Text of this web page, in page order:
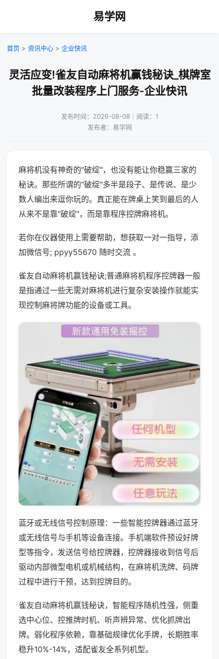
易学网
首页 > 资讯中心 > 企业快讯
灵活应变!雀友自动麻将机赢钱秘诀_棋牌室
批量改装程序上门服务-企业快讯
发布时间：2026-08-08｜阅读：1
发布者：易学网
麻将机没有神奇的"破绽"，也没有能让你稳赢三家的
秘诀。那些所谓的"破绽"多半是段子、是传说、是少
数人编出来逗你玩的。真正能在牌桌上笑到最后的人
从来不是靠"破绽"，而是靠程序控牌麻将机。
若你在仪器使用上需要帮助，想获取一对一指导，添
加微信号; ppyy55670 随时交流 。
雀友自动麻将机赢钱秘诀;普通麻将机程序控牌器一般
是指通过一些无需对麻将机进行复杂安装操作就能实
现控制麻将牌功能的设备或工具。
蓝牙或无线信号控制原理：一些智能控牌器通过蓝牙
或无线信号与手机等设备连接。手机端软件预设好牌
型等指令，发送信号给控牌器，控牌器接收到信号后
驱动内部微型电机或机械结构，在麻将机洗牌、码牌
过程中进行干预，达到控牌目的。
雀友自动麻将机赢钱秘诀，智能程序随机性强，侧重
选中心位、控推牌时机、听声辨异常、优化抓牌出
牌。弱化程序依赖，靠基础规律优化手牌，长期胜率
稳升10%-14%，适配雀友全系列机型。